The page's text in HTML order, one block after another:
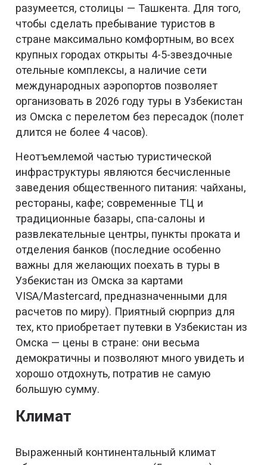
разумеется, столицы — Ташкента. Для того,
чтобы сделать пребывание туристов в
стране максимально комфортным, во всех
крупных городах открыты 4-5-звездочные
отельные комплексы, а наличие сети
международных аэропортов позволяет
организовать в 2026 году туры в Узбекистан
из Омска с перелетом без пересадок (полет
длится не более 4 часов).
Неотъемлемой частью туристической
инфраструктуры являются бесчисленные
заведения общественного питания: чайханы,
рестораны, кафе; современные ТЦ и
традиционные базары, спа-салоны и
развлекательные центры, пункты проката и
отделения банков (последние особенно
важны для желающих поехать в туры в
Узбекистан из Омска за картами
VISA/Mastercard, предназначенными для
расчетов по миру). Приятный сюрприз для
тех, кто приобретает путевки в Узбекистан из
Омска — цены в стране: они весьма
демократичны и позволяют много увидеть и
хорошо отдохнуть, потратив не самую
большую сумму.
Климат
Выраженный континентальный климат